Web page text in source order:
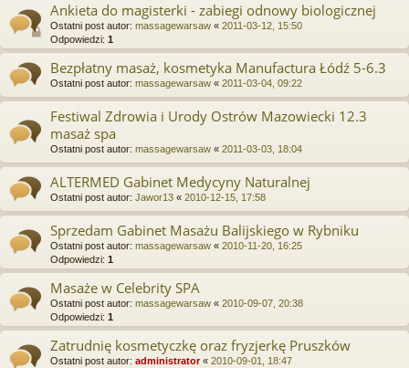
Ankieta do magisterki - zabiegi odnowy biologicznej
Ostatni post autor: massagewarsaw « 2011-03-12, 15:50
Odpowiedzi: 1
Bezpłatny masaż, kosmetyka Manufactura Łódź 5-6.3
Ostatni post autor: massagewarsaw « 2011-03-04, 09:22
Festiwal Zdrowia i Urody Ostrów Mazowiecki 12.3
masaż spa
Ostatni post autor: massagewarsaw « 2011-03-03, 18:04
ALTERMED Gabinet Medycyny Naturalnej
Ostatni post autor: Jawor13 « 2010-12-15, 17:58
Sprzedam Gabinet Masażu Balijskiego w Rybniku
Ostatni post autor: massagewarsaw « 2010-11-20, 16:25
Odpowiedzi: 1
Masaże w Celebrity SPA
Ostatni post autor: massagewarsaw « 2010-09-07, 20:38
Odpowiedzi: 1
Zatrudnię kosmetyczkę oraz fryzjerkę Pruszków
Ostatni post autor: administrator« 2010-09-01, 18:47